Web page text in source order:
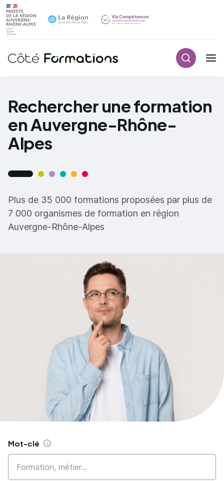
Navigation principale
Rechercher une formation
en Auvergne-Rhône-
Alpes
Plus de 35 000 formations proposées par plus de
7 000 organismes de formation en région
Auvergne-Rhône-Alpes
Mot-clé Aide